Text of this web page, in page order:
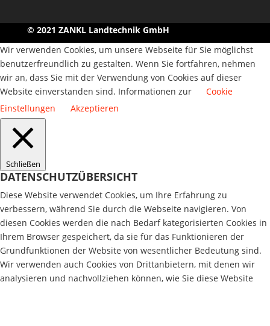
© 2021 ZANKL Landtechnik GmbH
Wir verwenden Cookies, um unsere Webseite für Sie möglichst
benutzerfreundlich zu gestalten. Wenn Sie fortfahren, nehmen
wir an, dass Sie mit der Verwendung von Cookies auf dieser
Website einverstanden sind. Informationen zur
Cookie
Einstellungen
Akzeptieren
Schließen
DATENSCHUTZÜBERSICHT
Diese Website verwendet Cookies, um Ihre Erfahrung zu
verbessern, während Sie durch die Webseite navigieren. Von
diesen Cookies werden die nach Bedarf kategorisierten Cookies in
Ihrem Browser gespeichert, da sie für das Funktionieren der
Grundfunktionen der Website von wesentlicher Bedeutung sind.
Wir verwenden auch Cookies von Drittanbietern, mit denen wir
analysieren und nachvollziehen können, wie Sie diese Website